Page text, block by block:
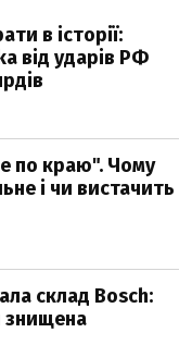
в історії:
від ударів РФ
по краю". Чому
і чи вистачить
склад Bosch:
знищена